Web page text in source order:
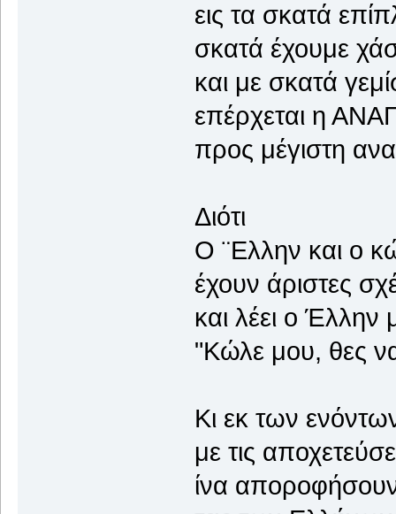
εις τα σκατά
σκατά έχουμε
και με σκατά
επέρχεται η
προς μέγιστη
Διότι
Ο ¨Ελλην και ο
έχουν άριστες
και λέει ο Έλλην
"Κώλε μου, θες
Κι εκ των
με τις
ίνα